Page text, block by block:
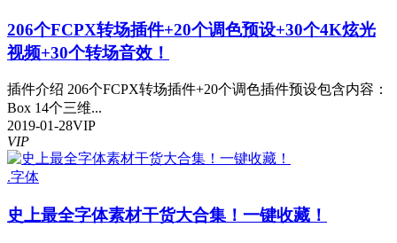
206个FCPX转场插件+20个调色预设+30个4K炫光
视频+30个转场音效！
插件介绍 206个FCPX转场插件+20个调色插件预设包含内容：
Box 14个三维...
2019-01-28VIP
VIP
.字体
史上最全字体素材干货大合集！一键收藏！